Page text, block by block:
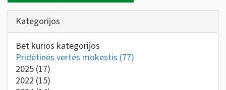
Kategorijos
Bet kurios kategorijos
Pridėtinės vertės mokestis (77)
2025 (17)
2022 (15)